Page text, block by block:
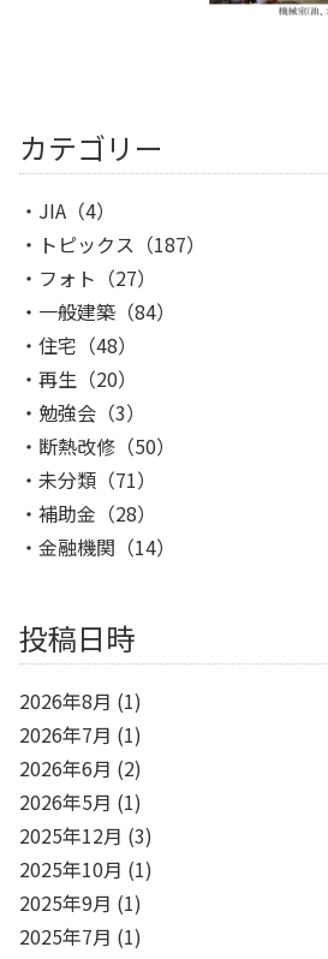
カテゴリー
JIA （4）
トピックス （187）
フォト （27）
一般建築 （84）
住宅 （48）
再生 （20）
勉強会 （3）
断熱改修 （50）
未分類 （71）
補助金 （28）
金融機関 （14）
投稿日時
2026年8月 (1)
2026年7月 (1)
2026年6月 (2)
2026年5月 (1)
2025年12月 (3)
2025年10月 (1)
2025年9月 (1)
2025年7月 (1)